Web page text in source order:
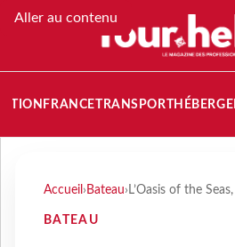
Aller au contenu
FRANCETRANSPORT
Accueil › Bateau› L’Oasis of the
BATEAU